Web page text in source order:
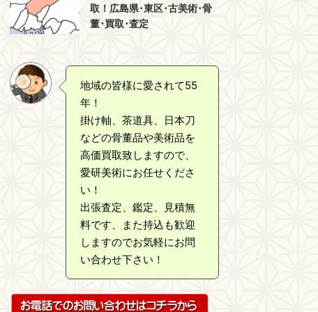
取！広島県･東区･古美術･骨
董･買取･査定
地域の皆様に愛されて55
年！
掛け軸、茶道具、日本刀
などの骨董品や美術品を
高価買取致しますので、
愛研美術にお任せくださ
い！
出張査定、鑑定、見積無
料です、また持込も歓迎
しますのでお気軽にお問
い合わせ下さい！